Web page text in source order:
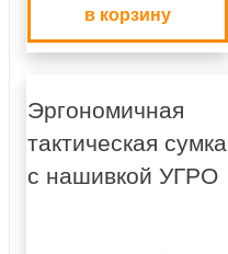
в корзину
Эргономичная
тактическая сумка
с нашивкой УГРО